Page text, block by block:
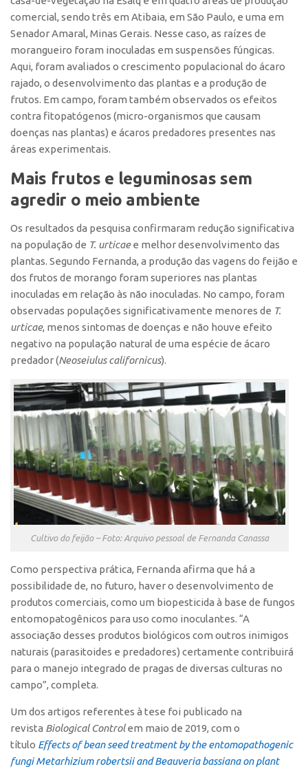
CEPIDs
CEPIX
CPEs
PRPI/USP
InovaUSP
Eventos
Bússola da Inovação
Agenda AUSPIN
SciBiz
comercial, sendo três em Atibaia, em São Paulo, e uma em
Senador Amaral, Minas Gerais. Nesse caso, as raízes de
morangueiro foram inoculadas em suspensões fúngicas.
Aqui, foram avaliados o crescimento populacional do ácaro
rajado, o desenvolvimento das plantas e a produção de
frutos. Em campo, foram também observados os efeitos
contra fitopatógenos (micro-organismos que causam
doenças nas plantas) e ácaros predadores presentes nas
áreas experimentais.
Mais frutos e leguminosas sem
agredir o meio ambiente
Os resultados da pesquisa confirmaram redução significativa
na população de T. urticaee melhor desenvolvimento das
plantas. Segundo Fernanda, a produção das vagens do feijão e
dos frutos de morango foram superiores nas plantas
inoculadas em relação às não inoculadas. No campo, foram
observadas populações significativamente menores de T.
urticae, menos sintomas de doenças e não houve efeito
negativo na população natural de uma espécie de ácaro
predador (Neoseiulus californicus).
Cultivo do feijão – Foto: Arquivo pessoal de Fernanda Canassa
Como perspectiva prática, Fernanda afirma que há a
possibilidade de, no futuro, haver o desenvolvimento de
produtos comerciais, como um biopesticida à base de fungos
entomopatogênicos para uso como inoculantes. “A
associação desses produtos biológicos com outros inimigos
naturais (parasitoides e predadores) certamente contribuirá
para o manejo integrado de pragas de diversas culturas no
campo”, completa.
Um dos artigos referentes à tese foi publicado na
revista Biological Controlem maio de 2019, com o
título Effects of bean seed treatment by the entomopathogenic
fungi Metarhizium robertsii and Beauveria bassiana on plant